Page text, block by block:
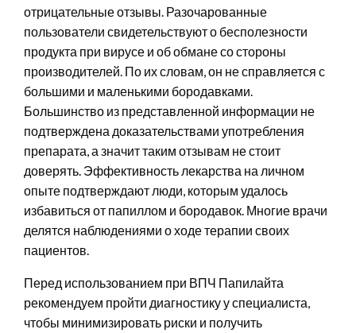
отрицательные отзывы. Разочарованные
пользователи свидетельствуют о бесполезности
продукта при вирусе и об обмане со стороны
производителей. По их словам, он не справляется с
большими и маленькими бородавками.
Большинство из представленной информации не
подтверждена доказательствами употребления
препарата, а значит таким отзывам не стоит
доверять. Эффективность лекарства на личном
опыте подтверждают люди, которым удалось
избавиться от папиллом и бородавок. Многие врачи
делятся наблюдениями о ходе терапии своих
пациентов.
Перед использованием при ВПЧ Папилайта
рекомендуем пройти диагностику у специалиста,
чтобы минимизировать риски и получить